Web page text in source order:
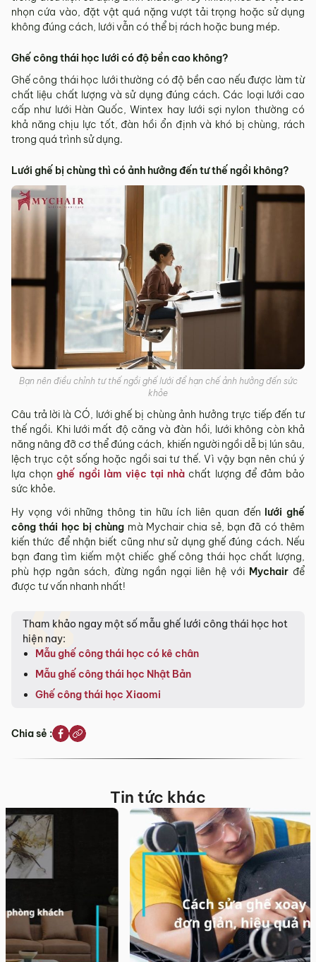
nhọn cứa vào, đặt vật quá nặng vượt tải trọng hoặc sử dụng
không đúng cách, lưới vẫn có thể bị rách hoặc bung mép.
Ghế công thái học lưới có độ bền cao không?
Ghế công thái học lưới thường có độ bền cao nếu được làm từ
chất liệu chất lượng và sử dụng đúng cách. Các loại lưới cao
cấp như lưới Hàn Quốc, Wintex hay lưới sợi nylon thường có
khả năng chịu lực tốt, đàn hồi ổn định và khó bị chùng, rách
trong quá trình sử dụng.
Lưới ghế bị chùng thì có ảnh hưởng đến tư thế ngồi không?
Bạn nên điều chỉnh tư thế ngồi ghế lưới để hạn chế ảnh hưởng đến sức
khỏe
Câu trả lời là CÓ, lưới ghế bị chùng ảnh hưởng trực tiếp đến tư
thế ngồi. Khi lưới mất độ căng và đàn hồi, lưới không còn khả
năng nâng đỡ cơ thể đúng cách, khiến người ngồi dễ bị lún sâu,
lệch trục cột sống hoặc ngồi sai tư thế. Vì vậy bạn nên chú ý
lựa chọnghế ngồi làm việc tại nhà chất lượng để đảm bảo
sức khỏe.
Hy vọng với những thông tin hữu ích liên quan đến lưới ghế
công thái học bị chùng mà Mychair chia sẻ, bạn đã có thêm
kiến thức để nhận biết cũng như sử dụng ghế đúng cách. Nếu
bạn đang tìm kiếm một chiếc ghế công thái học chất lượng,
phù hợp ngân sách, đừng ngần ngại liên hệ với Mychair để
được tư vấn nhanh nhất!
Tham khảo ngay một số mẫu ghế lưới công thái học hot
hiện nay:
Mẫu ghế công thái học có kê chân
Mẫu ghế công thái học Nhật Bản
Ghế công thái học Xiaomi
Chia sẻ :
Tin tức khác